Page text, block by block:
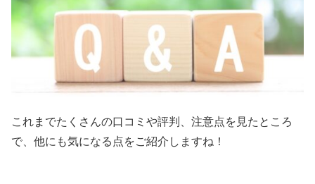
これまでたくさんの口コミや評判、注意点を見たところ
で、他にも気になる点をご紹介しますね！